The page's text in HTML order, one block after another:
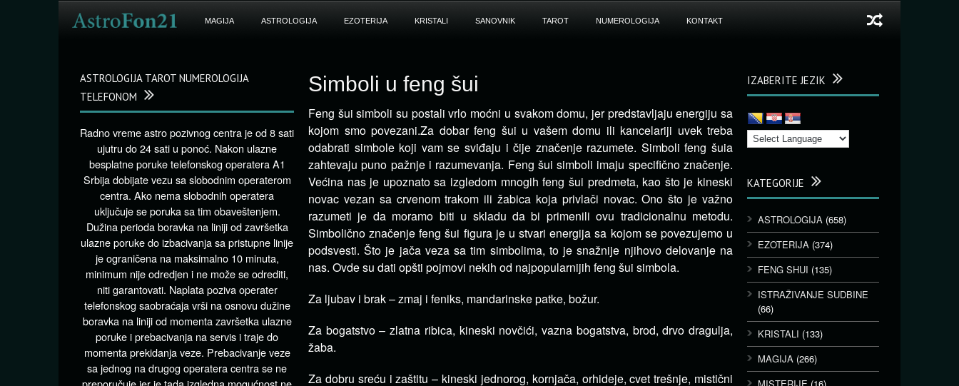
MAGIJA ASTROLOGIJA EZOTERIJA KRISTALI SANOVNIK TAROT NUMEROLOGIJA KONTAKT
Simboli u feng šui
Feng šui simboli su postali vrlo moćni u svakom domu, jer predstavljaju energiju sa
kojom smo povezani.Za dobar feng šui u vašem domu ili kancelariji uvek treba
odabrati simbole koji vam se sviđaju i čije značenje razumete. Simboli feng šuia
zahtevaju puno pažnje i razumevanja. Feng šui simboli imaju specifično značenje.
Većina nas je upoznato sa izgledom mnogih feng šui predmeta, kao što je kineski
novac vezan sa crvenom trakom ili žabica koja privlači novac. Ono što je važno
razumeti je da moramo biti u skladu da bi primenili ovu tradicionalnu metodu.
Simbolično značenje feng šui figura je u stvari energija sa kojom se povezujemo u
podsvesti. Što je jača veza sa tim simbolima, to je snažnije njihovo delovanje na
nas. Ovde su dati opšti pojmovi nekih od najpopularnijih feng šui simbola.
Za ljubav i brak – zmaj i feniks, mandarinske patke, božur.
Za bogatstvo – zlatna ribica, kineski novčići, vazna bogatstva, brod, drvo dragulja,
žaba.
Za dobru sreću i zaštitu – kineski jednorog, kornjača, orhideje, cvet trešnje, mistični
IZABERITE JEZIK
KATEGORIJE
ASTROLOGIJA (658)
EZOTERIJA (374)
FENG SHUI (135)
ISTRAŽIVANJE SUDBINE
(66)
KRISTALI (133)
MAGIJA (266)
ASTROLOGIJA TAROT NUMEROLOGIJA
TELEFONOM
Radno vreme astro pozivnog centra je od 8 sati
ujutru do 24 sati u ponoć. Nakon ulazne
besplatne poruke telefonskog operatera A1
Srbija dobijate vezu sa slobodnim operaterom
centra. Ako nema slobodnih operatera
uključuje se poruka sa tim obaveštenjem.
Dužina perioda boravka na liniji od završetka
ulazne poruke do izbacivanja sa pristupne linije
je ograničena na maksimalno 10 minuta,
minimum nije odredjen i ne može se odrediti,
niti garantovati. Naplata poziva operater
telefonskog saobraćaja vrši na osnovu dužine
boravka na liniji od momenta završetka ulazne
poruke i prebacivanja na servis i traje do
momenta prekidanja veze. Prebacivanje veze
sa jednog na drugog operatera centra se ne